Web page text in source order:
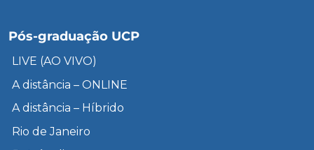
Pós-graduação UCP
LIVE (AO VIVO)
A distância – ONLINE
A distância – Híbrido
Rio de Janeiro